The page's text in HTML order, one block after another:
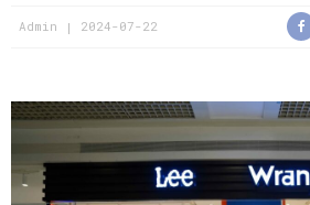
Admin 2024-07-22